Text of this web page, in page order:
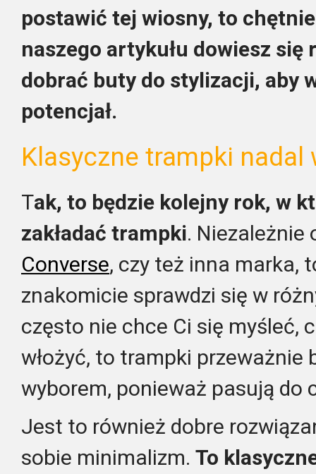
postawić tej wiosny, to
naszego artykułu dowiesz się
dobrać buty do stylizacji, aby
potencjał.
Klasyczne trampki nadal
Tak, to będzie kolejny rok, w
zakładać trampki. Niezależnie
Converse, czy też inna marka,
znakomicie sprawdzi się w
często nie chce Ci się myśleć,
włożyć, to trampki przeważnie
wyborem, ponieważ pasują do
Jest to również dobre
sobie minimalizm. To